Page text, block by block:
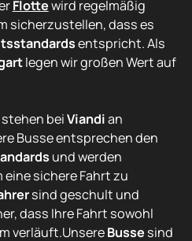
Flottewird regelmäßig
sicherzustellen, dass es
entspricht. Als
legen wir großen Wert auf
beiViandian
Busse entsprechen den
und werden
sichere Fahrt zu
sind geschult und
dass Ihre Fahrt sowohl
verläuft.UnsereBusse sind